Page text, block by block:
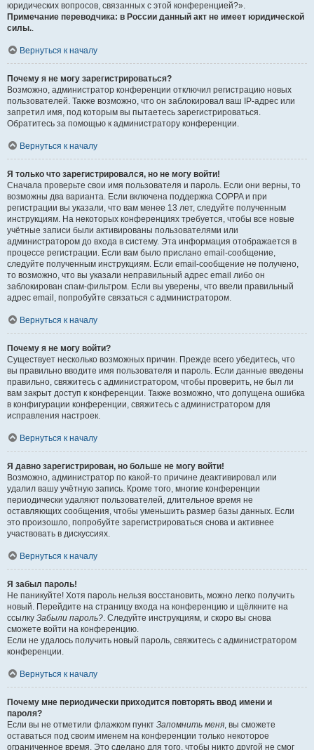
юридических вопросов, связанных с этой конференцией?».
Примечание переводчика: в России данный акт не имеет юридической
силы..
Вернуться к началу
Почему я не могу зарегистрироваться?
Возможно, администратор конференции отключил регистрацию новых
пользователей. Также возможно, что он заблокировал ваш IP-адрес или
запретил имя, под которым вы пытаетесь зарегистрироваться.
Обратитесь за помощью к администратору конференции.
Вернуться к началу
Я только что зарегистрировался, но не могу войти!
Сначала проверьте свои имя пользователя и пароль. Если они верны, то
возможны два варианта. Если включена поддержка COPPA и при
регистрации вы указали, что вам менее 13 лет, следуйте полученным
инструкциям. На некоторых конференциях требуется, чтобы все новые
учётные записи были активированы пользователями или
администратором до входа в систему. Эта информация отображается в
процессе регистрации. Если вам было прислано email-сообщение,
следуйте полученным инструкциям. Если email-сообщение не получено,
то возможно, что вы указали неправильный адрес email либо он
заблокирован спам-фильтром. Если вы уверены, что ввели правильный
адрес email, попробуйте связаться с администратором.
Вернуться к началу
Почему я не могу войти?
Существует несколько возможных причин. Прежде всего убедитесь, что
вы правильно вводите имя пользователя и пароль. Если данные введены
правильно, свяжитесь с администратором, чтобы проверить, не был ли
вам закрыт доступ к конференции. Также возможно, что допущена ошибка
в конфигурации конференции, свяжитесь с администратором для
исправления настроек.
Вернуться к началу
Я давно зарегистрирован, но больше не могу войти!
Возможно, администратор по какой-то причине деактивировал или
удалил вашу учётную запись. Кроме того, многие конференции
периодически удаляют пользователей, длительное время не
оставляющих сообщения, чтобы уменьшить размер базы данных. Если
это произошло, попробуйте зарегистрироваться снова и активнее
участвовать в дискуссиях.
Вернуться к началу
Я забыл пароль!
Не паникуйте! Хотя пароль нельзя восстановить, можно легко получить
новый. Перейдите на страницу входа на конференцию и щёлкните на
ссылку Забыли пароль?. Следуйте инструкциям, и скоро вы снова
сможете войти на конференцию.
Если не удалось получить новый пароль, свяжитесь с администратором
конференции.
Вернуться к началу
Почему мне периодически приходится повторять ввод имени и
пароля?
Если вы не отметили флажком пункт Запомнить меня, вы сможете
оставаться под своим именем на конференции только некоторое
ограниченное время. Это сделано для того, чтобы никто другой не смог